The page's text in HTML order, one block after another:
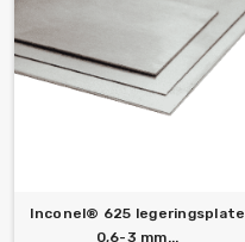
Inconel® 625 legeringsplate
0,6-3 mm...